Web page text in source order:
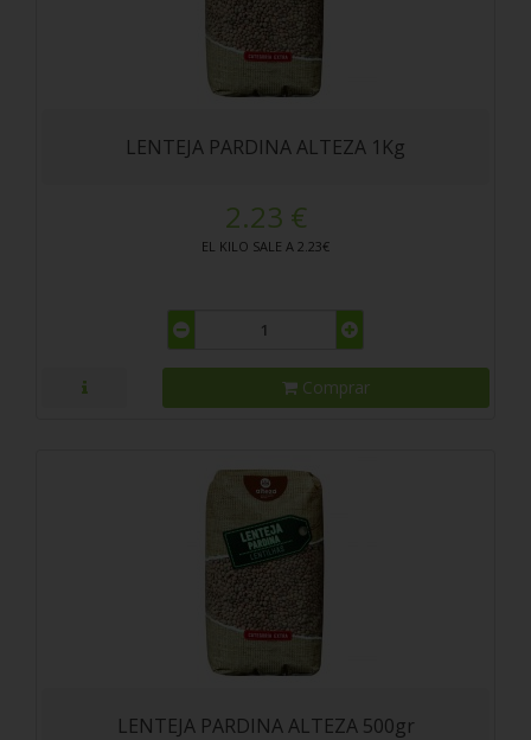
LENTEJA PARDINA ALTEZA 1Kg
2.23 €
EL KILO SALE A 2.23€
Comprar
LENTEJA PARDINA ALTEZA 500gr